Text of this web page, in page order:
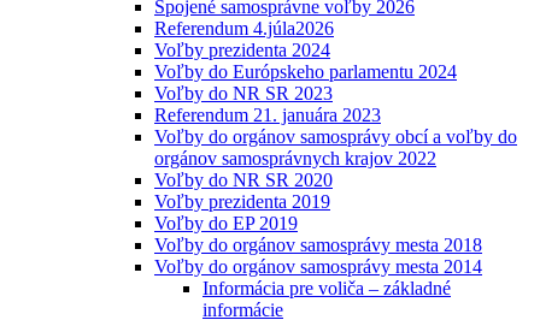
Spojené samosprávne voľby 2026
Referendum 4.júla2026
Voľby prezidenta 2024
Voľby do Európskeho parlamentu 2024
Voľby do NR SR 2023
Referendum 21. januára 2023
Voľby do orgánov samosprávy obcí a voľby do
orgánov samosprávnych krajov 2022
Voľby do NR SR 2020
Voľby prezidenta 2019
Voľby do EP 2019
Voľby do orgánov samosprávy mesta 2018
Voľby do orgánov samosprávy mesta 2014
Informácia pre voliča – základné
informácie